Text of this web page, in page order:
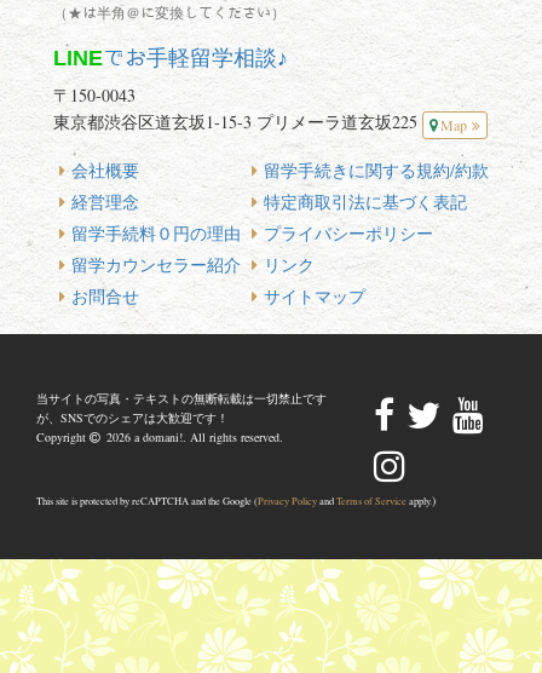
（★は半角＠に変換してください）
LINEでお手軽留学相談♪
〒150-0043
東京都渋谷区道玄坂1-15-3 プリメーラ道玄坂225
Map
会社概要
経営理念
留学手続料０円の理由
留学カウンセラー紹介
お問合せ
留学手続きに関する規約/約款
特定商取引法に基づく表記
プライバシーポリシー
リンク
サイトマップ
当サイトの写真・テキストの無断転載は一切禁止です
が、SNSでのシェアは大歓迎です！
Copyright
2026 a domani!. All rights reserved.
This site is protected by reCAPTCHA and the Google (Privacy PolicyandTerms of Service apply.)